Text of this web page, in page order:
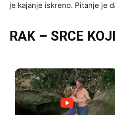
je kajanje iskreno. Pitanje je
RAK – SRCE